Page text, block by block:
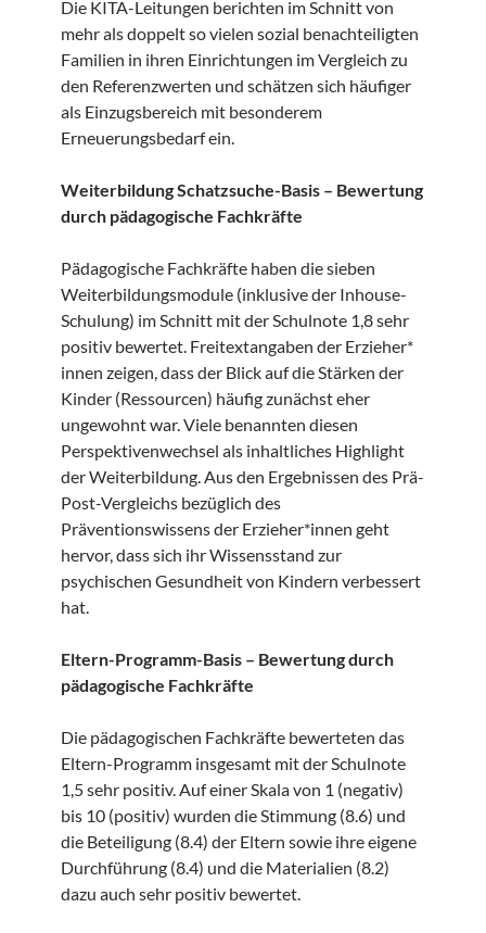
Die KITA-Leitungen berichten im Schnitt von
mehr als doppelt so vielen sozial benachteiligten
Familien in ihren Einrichtungen im Vergleich zu
den Referenzwerten und schätzen sich häufiger
als Einzugsbereich mit besonderem
Erneuerungsbedarf ein.
Weiterbildung Schatzsuche-Basis – Bewertung
durch pädagogische Fachkräfte
Pädagogische Fachkräfte haben die sieben
Weiterbildungsmodule (inklusive der Inhouse-
Schulung) im Schnitt mit der Schulnote 1,8 sehr
positiv bewertet. Freitextangaben der Erzieher*
innen zeigen, dass der Blick auf die Stärken der
Kinder (Ressourcen) häufig zunächst eher
ungewohnt war. Viele benannten diesen
Perspektivenwechsel als inhaltliches Highlight
der Weiterbildung. Aus den Ergebnissen des Prä-
Post-Vergleichs bezüglich des
Präventionswissens der Erzieher*innen geht
hervor, dass sich ihr Wissensstand zur
psychischen Gesundheit von Kindern verbessert
hat.
Eltern-Programm-Basis – Bewertung durch
pädagogische Fachkräfte
Die pädagogischen Fachkräfte bewerteten das
Eltern-Programm insgesamt mit der Schulnote
1,5 sehr positiv. Auf einer Skala von 1 (negativ)
bis 10 (positiv) wurden die Stimmung (8.6) und
die Beteiligung (8.4) der Eltern sowie ihre eigene
Durchführung (8.4) und die Materialien (8.2)
dazu auch sehr positiv bewertet.